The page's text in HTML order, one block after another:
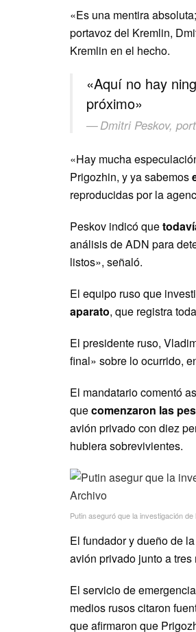
«Es una mentira
portavoz del Kremlin,
Kremlin en el hecho.
«Aquí no hay
próximo»
Dmitri Peskov,
«Hay mucha
Prigozhin, y ya sabemos
reproducidas por la
Peskov indicó que
análisis de ADN para
listos», señaló.
El equipo ruso que
aparato, que registra
El presidente ruso,
final» sobre lo ocurrido,
El mandatario comentó
quecomenzaron las
avión privado con diez
hubiera sobrevivientes.
Putin aseguró que la investigación
El fundador y dueño de
avión privado junto a
El servicio de
medios rusos citaron
que afirmaron que